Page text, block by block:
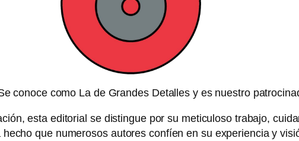
conoce como La de Grandes Detalles y es nuestro
esta editorial se distingue por su meticuloso trabajo,
que numerosos autores confíen en su experiencia y